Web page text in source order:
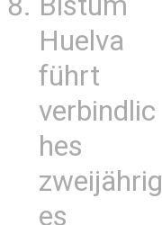
Huelva
führt
verbindlic
hes
zweijährig
es